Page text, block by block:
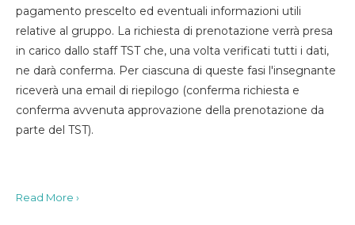
pagamento prescelto ed eventuali informazioni utili
relative al gruppo. La richiesta di prenotazione verrà presa
in carico dallo staff TST che, una volta verificati tutti i dati,
ne darà conferma. Per ciascuna di queste fasi l'insegnante
riceverà una email di riepilogo (conferma richiesta e
conferma avvenuta approvazione della prenotazione da
parte del TST).
Read More ›